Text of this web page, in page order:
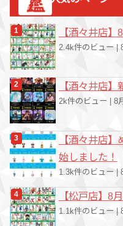
【酒々井店
2.4k件のビュー |
【酒々井店
2k件のビュー 8
【酒々井店
始しました！
1.3k件のビュー
【松戸店】8
1.1k件のビュー